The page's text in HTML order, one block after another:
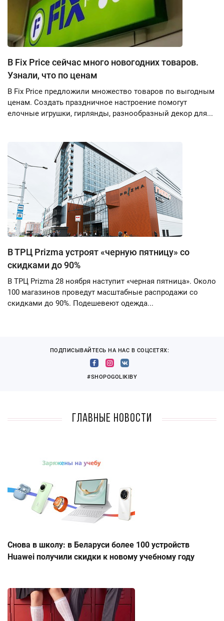
В Fix Price сейчас много новогодних товаров.
Узнали, что по ценам
В Fix Price предложили множество товаров по выгодным
ценам. Создать праздничное настроение помогут
елочные игрушки, гирлянды, разнообразный декор для...
В ТРЦ Prizma устроят «черную пятницу» со
скидками до 90%
В ТРЦ Prizma 28 ноября наступит «черная пятница». Около
100 магазинов проведут масштабные распродажи со
скидками до 90%. Подешевеют одежда...
ПОДПИСЫВАЙТЕСЬ НА НАС В СОЦСЕТЯХ:
#SHOPOGOLIKIBY
Главные новости
Снова в школу: в Беларуси более 100 устройств
Huawei получили скидки к новому учебному году